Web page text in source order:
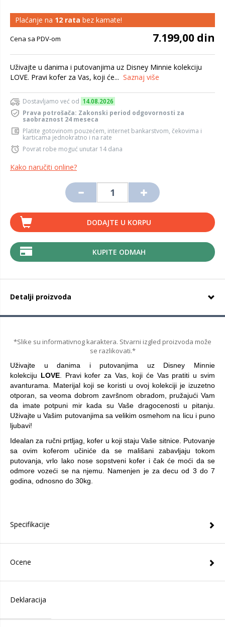
Plaćanje na 12 rata bez kamate!
Cena sa PDV-om 7.199,00 din
Uživajte u danima i putovanjima uz Disney Minnie kolekciju
LOVE. Pravi kofer za Vas, koji će... Saznaj više
Dostavljamo već od 14.08.2026
Prava potrošača: Zakonski period odgovornosti za
saobraznost 24 meseca
Platite gotovinom pouzećem, internet bankarstvom, čekovima i
karticama jednokratno i na rate
Povrat robe moguć unutar 14 dana
Kako naručiti online?
DODAJTE U KORPU
KUPITE ODMAH
Detalji proizvoda
*Slike su informativnog karaktera. Stvarni izgled proizvoda može
se razlikovati.*
Uživajte u danima i putovanjima uz Disney Minnie
kolekciju LOVE. Pravi kofer za Vas, koji će Vas pratiti u svim
avanturama. Materijal koji se koristi u ovoj kolekciji je izuzetno
otporan, sa veoma dobrom završnom obradom, pružajući Vam
da imate potpuni mir kada su Vaše dragocenosti u pitanju.
Uživajte u Vašim putovanjima sa velikim osmehom na licu i puno
ljubavi!
Idealan za ručni prtljag, kofer u koji staju Vaše sitnice. Putovanje
sa ovim koferom učiniće da se mališani zabavljaju tokom
putovanja, vrlo lako nose sopstveni kofer i čak će moći da se
odmore vozeći se na njemu. Namenjen je za decu od 3 do 7
godina, odnosno do 30kg.
Specifikacije
Ocene
Deklaracija